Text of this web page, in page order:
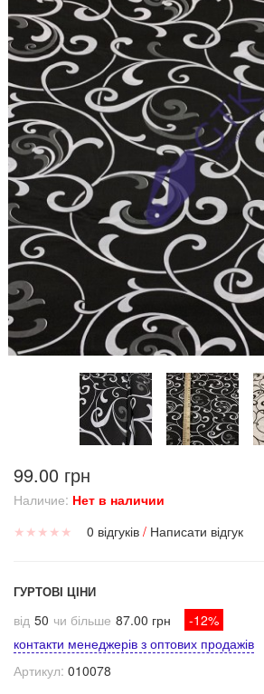
99.00 грн
Наличие: Нет в наличии
★ ★ ★ ★ ★ 0 відгуків / Написати відгук
ГУРТОВІ ЦІНИ
від 50 чи більше 87.00 грн
-12%
контакти менеджерів з оптових продажів
Артикул: 010078